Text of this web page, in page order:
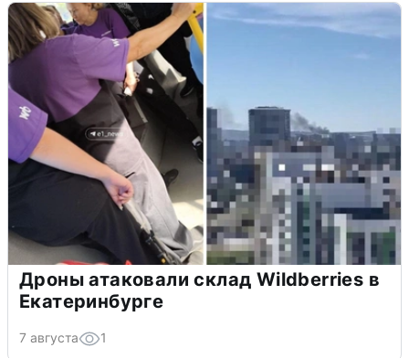
Дроны атаковали склад Wildberries в
Екатеринбурге
7 августа 1